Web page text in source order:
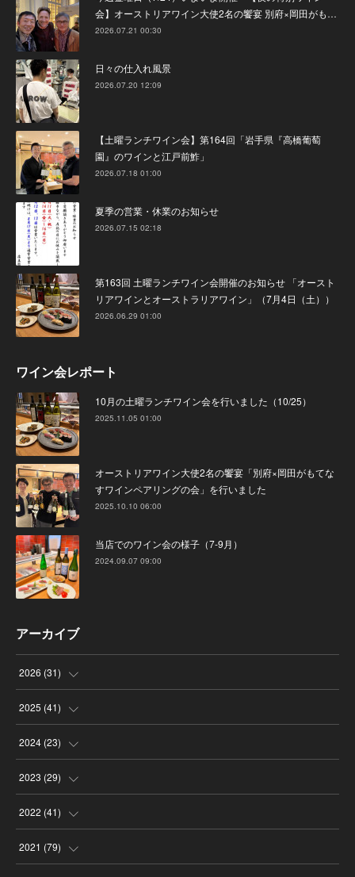
会】オーストリアワイン大使2名の饗宴 別府×岡田がも…
2026.07.21 00:30
日々の仕入れ風景
2026.07.20 12:09
【土曜ランチワイン会】第164回「岩手県『高橋葡萄
園』のワインと江戸前鮓」
2026.07.18 01:00
夏季の営業・休業のお知らせ
2026.07.15 02:18
第163回 土曜ランチワイン会開催のお知らせ 「オースト
リアワインとオーストラリアワイン」（7月4日（土））
2026.06.29 01:00
ワイン会レポート
10月の土曜ランチワイン会を行いました（10/25）
2025.11.05 01:00
オーストリアワイン大使2名の饗宴「別府×岡田がもてな
すワインペアリングの会」を行いました
2025.10.10 06:00
当店でのワイン会の様子（7-9月）
2024.09.07 09:00
アーカイブ
2026 (31)
(4
(8
(4
(2
2025 (41)
(4
(9
(6
(1
2024 (23)
(3
(2
(1
2023 (29)
(3
(3
2022 (41)
(6
2021 (79)